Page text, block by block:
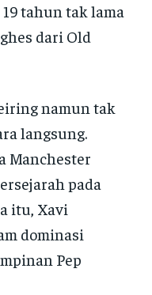
19 tahun tak lama
dari Old
namun tak
langsung.
Manchester
pada
itu, Xavi
dominasi
Pep